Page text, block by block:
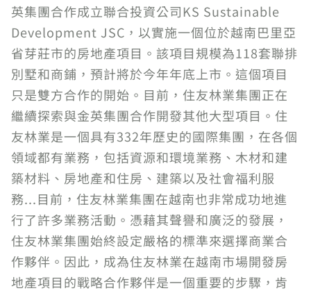
英集團合作成立聯合投資公司KS Sustainable
Development JSC，以實施一個位於越南巴里亞
省芽莊市的房地產項目。該項目規模為118套聯排
別墅和商鋪，預計將於今年年底上市。這個項目
只是雙方合作的開始。目前，住友林業集團正在
繼續探索與金英集團合作開發其他大型項目。住
友林業是一個具有332年歷史的國際集團，在各個
領域都有業務，包括資源和環境業務、木材和建
築材料、房地產和住房、建築以及社會福利服
務...目前，住友林業集團在越南也非常成功地進
行了許多業務活動。憑藉其聲譽和廣泛的發展，
住友林業集團始終設定嚴格的標準來選擇商業合
作夥伴。因此，成為住友林業在越南市場開發房
地產項目的戰略合作夥伴是一個重要的步驟，肯